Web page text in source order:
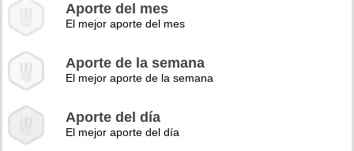
Aporte del mes
El mejor aporte del mes
Aporte de la semana
El mejor aporte de la semana
Aporte del día
El mejor aporte del día